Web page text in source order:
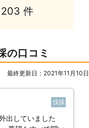
203 件
の口コミ
最終更新日：2021年11月10日
伐採
出していました